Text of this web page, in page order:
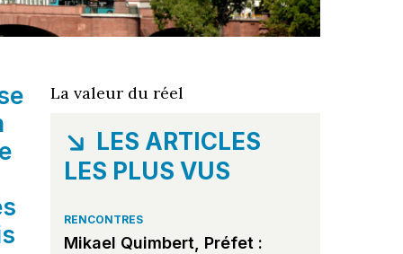
La valeur du réel
LES ARTICLES
LES PLUS VUS
RENCONTRES
Mikael Quimbert, Préfet :